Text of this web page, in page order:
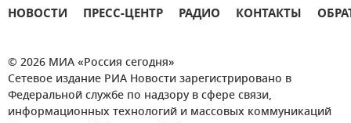
НОВОСТИ ПРЕСС-ЦЕНТР РАДИО КОНТАКТЫ
© 2026 МИА «Россия сегодня»
Сетевое издание РИА Новости зарегистрировано в
Федеральной службе по надзору в сфере связи,
информационных технологий и массовых коммуникаций